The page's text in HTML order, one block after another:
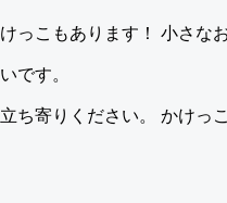
っこもあります！ 小さな
です。
ち寄りください。 かけっ